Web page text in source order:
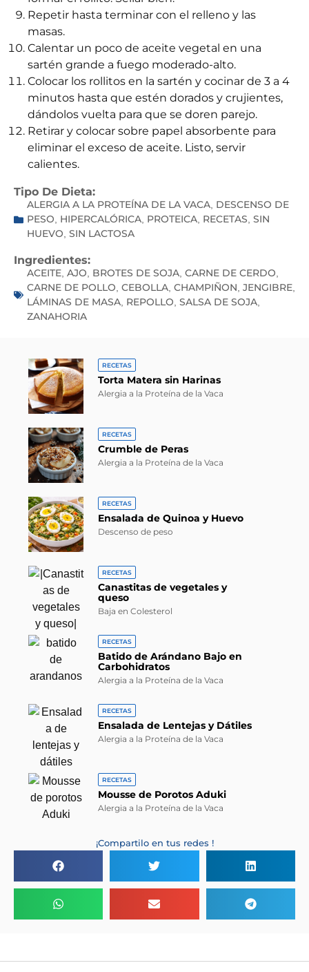
Repetir hasta terminar con el relleno y las
masas.
Calentar un poco de aceite vegetal en una
sartén grande a fuego moderado-alto.
Colocar los rollitos en la sartén y cocinar de 3 a 4
minutos hasta que estén dorados y crujientes,
dándolos vuelta para que se doren parejo.
Retirar y colocar sobre papel absorbente para
eliminar el exceso de aceite. Listo, servir
calientes.
Tipo De Dieta:
ALERGIA A LA PROTEÍNA DE LA VACA, DESCENSO DE
PESO, HIPERCALÓRICA, PROTEICA, RECETAS, SIN
HUEVO, SIN LACTOSA
Ingredientes:
ACEITE, AJO, BROTES DE SOJA, CARNE DE CERDO,
CARNE DE POLLO, CEBOLLA, CHAMPIÑON, JENGIBRE,
LÁMINAS DE MASA, REPOLLO, SALSA DE SOJA,
ZANAHORIA
RECETAS
Torta Matera sin Harinas
Alergia a la Proteína de la Vaca
RECETAS
Crumble de Peras
Alergia a la Proteína de la Vaca
RECETAS
Ensalada de Quinoa y Huevo
Descenso de peso
RECETAS
Canastitas de vegetales y
queso
Baja en Colesterol
RECETAS
Batido de Arándano Bajo en
Carbohidratos
Alergia a la Proteína de la Vaca
RECETAS
Ensalada de Lentejas y Dátiles
Alergia a la Proteína de la Vaca
RECETAS
Mousse de Porotos Aduki
Alergia a la Proteína de la Vaca
¡Compartilo en tus redes !